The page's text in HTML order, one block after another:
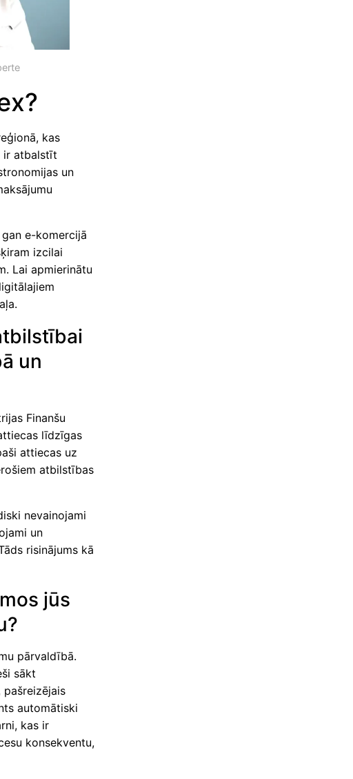
kas
ir atbalstīt
un
e-komercijā
izcilai
Lai apmierinātu
un
Finanšu
līdzīgas
attiecas uz
atbilstības
nevainojami
un
risinājums kā
jūs
pārvaldībā.
sākt
automātiski
kas ir
konsekventu,